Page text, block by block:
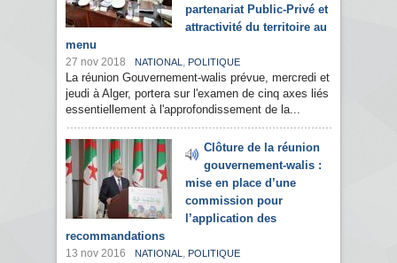
partenariat Public-Privé et
attractivité du territoire au
menu
27 nov 2018 NATIONAL , POLITIQUE
La réunion Gouvernement-walis prévue, mercredi et
jeudi à Alger, portera sur l'examen de cinq axes liés
essentiellement à l'approfondissement de la...
Clôture de la réunion
gouvernement-walis :
mise en place d’une
commission pour
l’application des
recommandations
13 nov 2016 NATIONAL , POLITIQUE